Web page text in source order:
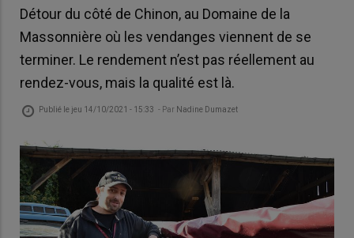
Détour du côté de Chinon, au Domaine de la
Massonnière où les vendanges viennent de se
terminer. Le rendement n’est pas réellement au
rendez-vous, mais la qualité est là.
Publié le jeu 14/10/2021 - 15:33 - Par Nadine Dumazet